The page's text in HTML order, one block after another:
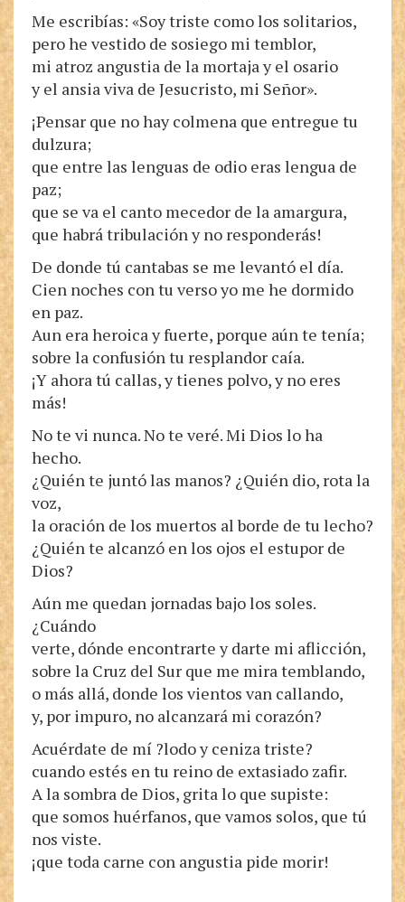
Me escribías: «Soy triste como los solitarios,
pero he vestido de sosiego mi temblor,
mi atroz angustia de la mortaja y el osario
y el ansia viva de Jesucristo, mi Señor».
¡Pensar que no hay colmena que entregue tu
dulzura;
que entre las lenguas de odio eras lengua de
paz;
que se va el canto mecedor de la amargura,
que habrá tribulación y no responderás!
De donde tú cantabas se me levantó el día.
Cien noches con tu verso yo me he dormido
en paz.
Aun era heroica y fuerte, porque aún te tenía;
sobre la confusión tu resplandor caía.
¡Y ahora tú callas, y tienes polvo, y no eres
más!
No te vi nunca. No te veré. Mi Dios lo ha
hecho.
¿Quién te juntó las manos? ¿Quién dio, rota la
voz,
la oración de los muertos al borde de tu lecho?
¿Quién te alcanzó en los ojos el estupor de
Dios?
Aún me quedan jornadas bajo los soles.
¿Cuándo
verte, dónde encontrarte y darte mi aflicción,
sobre la Cruz del Sur que me mira temblando,
o más allá, donde los vientos van callando,
y, por impuro, no alcanzará mi corazón?
Acuérdate de mí ?lodo y ceniza triste?
cuando estés en tu reino de extasiado zafir.
A la sombra de Dios, grita lo que supiste:
que somos huérfanos, que vamos solos, que tú
nos viste.
¡que toda carne con angustia pide morir!